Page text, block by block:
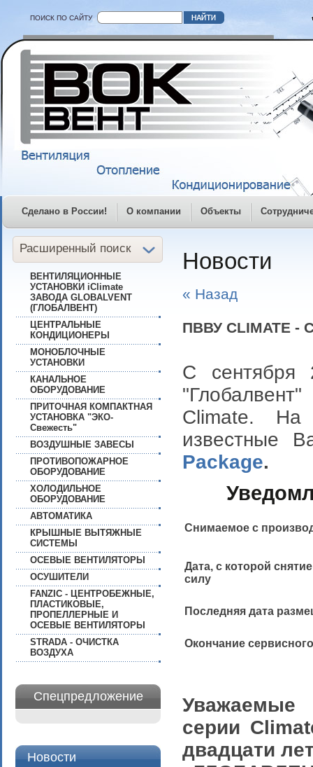
ПОИСК ПО САЙТУ
Сделано в России! О компании Объекты
Новости
« Назад
ПВВУ CLIMATE
С сентября
Climate.
известные
Package.
Снимаемое с
Дата, с которой
силу
Последняя дата
Окончание
Уважаемые
серии
двадцати
Расширенный поиск
ВЕНТИЛЯЦИОННЫЕ
УСТАНОВКИ iClimate
ЗАВОДА GLOBALVENT
(ГЛОБАЛВЕНТ)
ЦЕНТРАЛЬНЫЕ
КОНДИЦИОНЕРЫ
МОНОБЛОЧНЫЕ
УСТАНОВКИ
КАНАЛЬНОЕ
ОБОРУДОВАНИЕ
ПРИТОЧНАЯ КОМПАКТНАЯ
УСТАНОВКА "ЭКО-
Свежесть"
ВОЗДУШНЫЕ ЗАВЕСЫ
ПРОТИВОПОЖАРНОЕ
ОБОРУДОВАНИЕ
ХОЛОДИЛЬНОЕ
ОБОРУДОВАНИЕ
АВТОМАТИКА
КРЫШНЫЕ ВЫТЯЖНЫЕ
СИСТЕМЫ
ОСЕВЫЕ ВЕНТИЛЯТОРЫ
ОСУШИТЕЛИ
FANZIC - ЦЕНТРОБЕЖНЫЕ,
ПЛАСТИКОВЫЕ,
ПРОПЕЛЛЕРНЫЕ И
ОСЕВЫЕ ВЕНТИЛЯТОРЫ
STRADA - ОЧИСТКА
ВОЗДУХА
Спецпредложение
Новости